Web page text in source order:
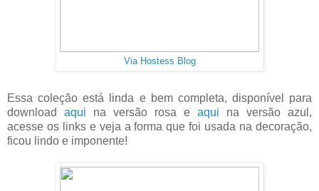
Via Hostess Blog
Essa coleção está linda e bem completa, disponível para
download aqui na versão rosa e aqui na versão azul,
acesse os links e veja a forma que foi usada na decoração,
ficou lindo e imponente!